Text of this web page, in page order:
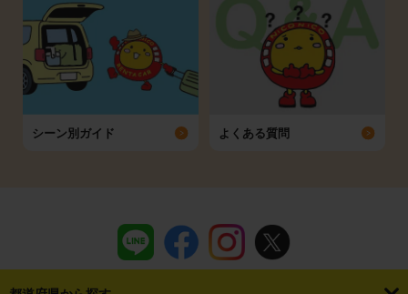
シーン別ガイド よくある質問